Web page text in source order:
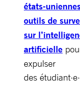
états-
outils de
sur
artificielle
expulser
des